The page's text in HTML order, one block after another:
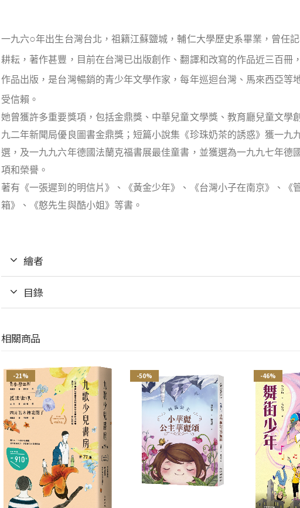
一九六○年出生台灣台北，祖籍江蘇鹽城，輔仁大學歷史系畢業，曾任
耕耘，著作甚豐，目前在台灣已出版創作、翻譯和改寫的作品近三百冊
作品出版，是台灣暢銷的青少年文學作家，每年巡迴台灣、馬來西亞等
受信賴。
她曾獲許多重要獎項，包括金鼎獎、中華兒童文學獎、教育廳兒童文學
九二年新聞局優良圖書金鼎獎；短篇小說集《珍珠奶茶的誘惑》獲一九
選，及一九九六年德國法蘭克福書展最佳童書，並獲選為一九九七年德
項和榮譽。
著有《一張遲到的明信片》、《黃金少年》、《台灣小子在南京》、《
箱》、《憨先生與酷小姐》等書。
繪者
目錄
相關商品
-21% -50% -46%